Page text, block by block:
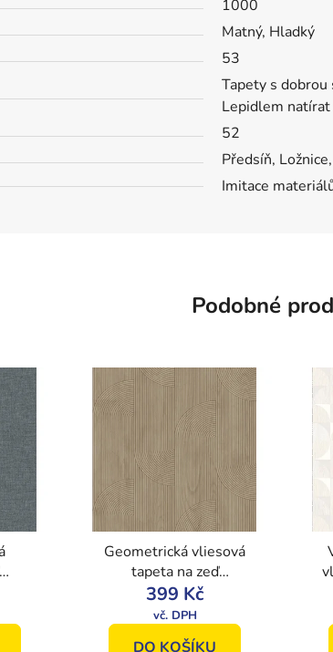
1000
Matný, Hladký
53
Tapety s
Lepidlem
52
Předsíň,
Imitace
Podobné
Geometrická vliesová
tapeta na zeď
231608, Premium
Selection, Vavex
399 Kč
DO KOŠÍKU